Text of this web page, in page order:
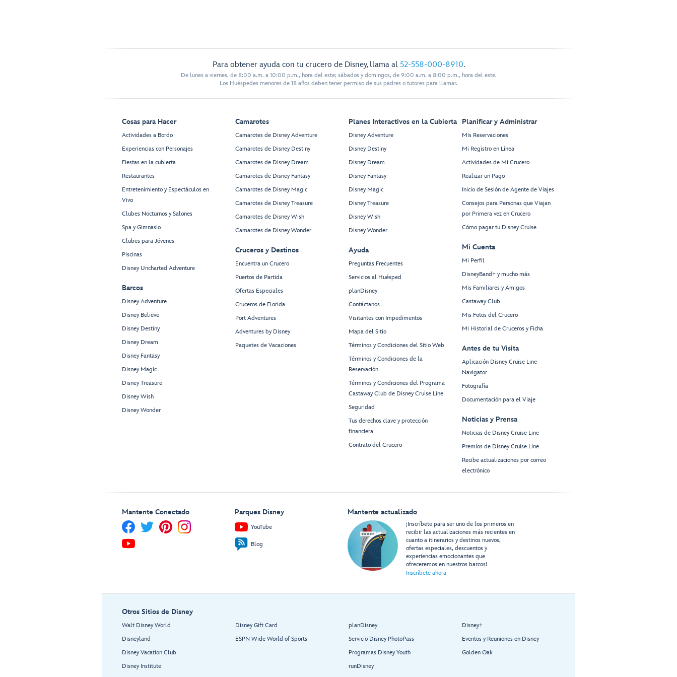
Para obtener ayuda con tu crucero de Disney, llama al 52-558-000-8910.
De lunes a viernes, de 8:00 a.m. a 10:00 p.m., hora del este; sábados y domingos, de 9:00 a.m. a 8:00 p.m., hora del este.
Los Huéspedes menores de 18 años deben tener permiso de sus padres o tutores para llamar.
Cosas para Hacer
Actividades a Bordo
Experiencias con Personajes
Fiestas en la cubierta
Restaurantes
Entretenimiento y Espectáculos en
Vivo
Clubes Nocturnos y Salones
Spa y Gimnasio
Clubes para Jóvenes
Piscinas
Disney Uncharted Adventure
Barcos
Disney Adventure
Disney Believe
Disney Destiny
Disney Dream
Disney Fantasy
Disney Magic
Disney Treasure
Disney Wish
Disney Wonder
Camarotes
Camarotes de Disney Adventure
Camarotes de Disney Destiny
Camarotes de Disney Dream
Camarotes de Disney Fantasy
Camarotes de Disney Magic
Camarotes de Disney Treasure
Camarotes de Disney Wish
Camarotes de Disney Wonder
Cruceros y Destinos
Encuentra un Crucero
Puertos de Partida
Ofertas Especiales
Cruceros de Florida
Port Adventures
Adventures by Disney
Paquetes de Vacaciones
Planes Interactivos en la Cubierta
Disney Adventure
Disney Destiny
Disney Dream
Disney Fantasy
Disney Magic
Disney Treasure
Disney Wish
Disney Wonder
Ayuda
Preguntas Frecuentes
Servicios al Huésped
planDisney
Contáctanos
Visitantes con Impedimentos
Mapa del Sitio
Términos y Condiciones del Sitio Web
Términos y Condiciones de la
Reservación
Términos y Condiciones del Programa
Castaway Club de Disney Cruise Line
Seguridad
Tus derechos clave y protección
financiera
Contrato del Crucero
Planificar y Administrar
Mis Reservaciones
Mi Registro en Línea
Actividades de Mi Crucero
Realizar un Pago
Inicio de Sesión de Agente de Viajes
Consejos para Personas que Viajan
por Primera vez en Crucero
Cómo pagar tu Disney Cruise
Mi Cuenta
Mi Perfil
DisneyBand+ y mucho más
Mis Familiares y Amigos
Castaway Club
Mis Fotos del Crucero
Mi Historial de Cruceros y Ficha
Antes de tu Visita
Aplicación Disney Cruise Line
Navigator
Fotografía
Documentación para el Viaje
Noticias y Prensa
Noticias de Disney Cruise Line
Premios de Disney Cruise Line
Recibe actualizaciones por correo
electrónico
Mantente Conectado Parques Disney
YouTube
Blog
Mantente actualizado
¡Inscríbete para ser uno de los primeros en
recibir las actualizaciones más recientes en
cuanto a itinerarios y destinos nuevos,
ofertas especiales, descuentos y
experiencias emocionantes que
ofreceremos en nuestros barcos!
Inscríbete ahora
Otros Sitios de Disney
Walt Disney World
Disneyland
Disney Vacation Club
Disney Institute
Disney Gift Card
ESPN Wide World of Sports
planDisney
Servicio Disney PhotoPass
Programas Disney Youth
runDisney
Disney+
Eventos y Reuniones en Disney
Golden Oak